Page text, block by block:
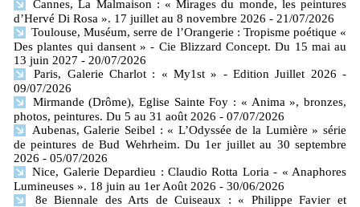
Cannes, La Malmaison : « Mirages du monde, les peintures
d’Hervé Di Rosa ». 17 juillet au 8 novembre 2026 - 21/07/2026
Toulouse, Muséum, serre de l’Orangerie : Tropisme poétique «
Des plantes qui dansent » - Cie Blizzard Concept. Du 15 mai au
13 juin 2027 - 20/07/2026
Paris, Galerie Charlot : « My1st » - Edition Juillet 2026 -
09/07/2026
Mirmande (Drôme), Eglise Sainte Foy : « Anima », bronzes,
photos, peintures. Du 5 au 31 août 2026 - 07/07/2026
Aubenas, Galerie Seibel : « L’Odyssée de la Lumière » série
de peintures de Bud Wehrheim. Du 1er juillet au 30 septembre
2026 - 05/07/2026
Nice, Galerie Depardieu : Claudio Rotta Loria - « Anaphores
Lumineuses ». 18 juin au 1er Août 2026 - 30/06/2026
8e Biennale des Arts de Cuiseaux : « Philippe Favier et